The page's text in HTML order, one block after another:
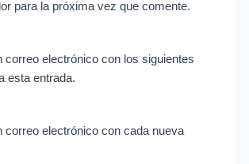
para la próxima vez que comente.
correo electrónico con los siguientes
esta entrada.
correo electrónico con cada nueva